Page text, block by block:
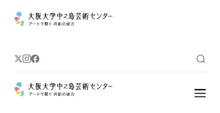
芸術センター
大阪大学中之島
アートで繋ぐ 共創の彼方